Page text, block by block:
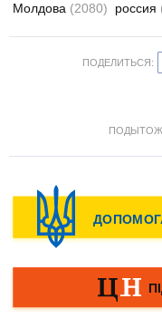
Молдова (2080) россия
ПОДЕЛИТЬСЯ: